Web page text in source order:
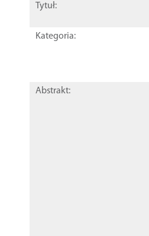
Tytuł:
Kategoria:
Abstrakt: